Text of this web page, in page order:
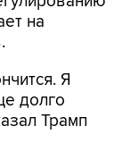
на
Я
долго
Трамп